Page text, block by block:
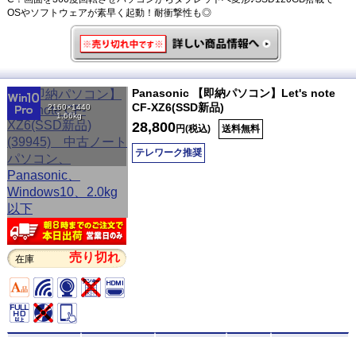
OSやソフトウェアが素早く起動！耐衝撃性も◎
2160×1440
1.66kg
在庫 売り切れ
Panasonic 【即納パソコン】Let's note
CF-XZ6(SSD新品)
28,800円(税込) 送料無料
テレワーク推奨